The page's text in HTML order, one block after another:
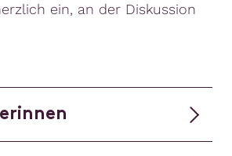
ein, an der Diskussion